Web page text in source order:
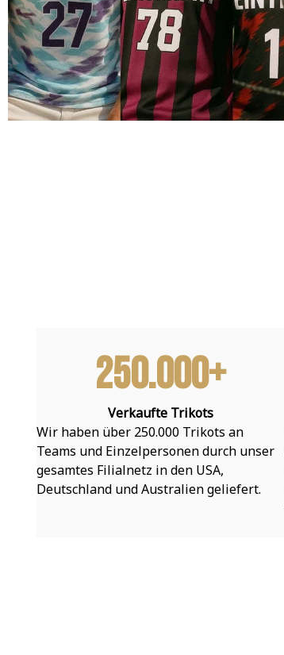
250.000+
Verkaufte Trikots
Wir haben über 250.000 Trikots an
Teams und Einzelpersonen durch unser
gesamtes Filialnetz in den USA,
Deutschland und Australien geliefert.